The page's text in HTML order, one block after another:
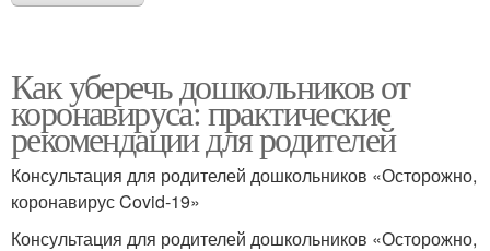
Как уберечь дошкольников от
коронавируса: практические
рекомендации для родителей
Консультация для родителей дошкольников «Осторожно,
коронавирус Covid-19»
Консультация для родителей дошкольников «Осторожно,